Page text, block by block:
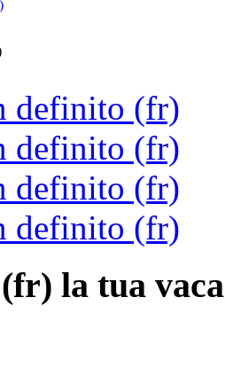
definito (fr)
definito (fr)
definito (fr)
definito (fr)
la tua